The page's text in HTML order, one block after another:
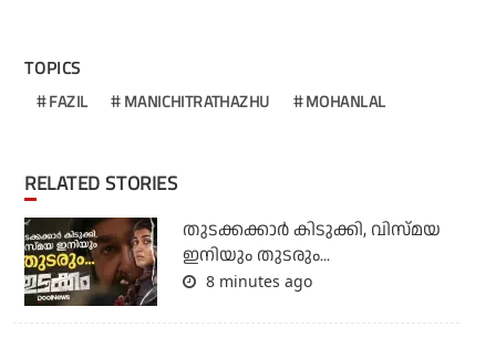
TOPICS
FAZIL MANICHITRATHAZHU MOHANLAL
RELATED STORIES
തുടക്കക്കാര്‍ കിടുക്കി, വിസ്മയ
ഇനിയും തുടരും...
8 minutes ago